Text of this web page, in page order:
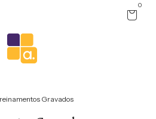
0
Gravados